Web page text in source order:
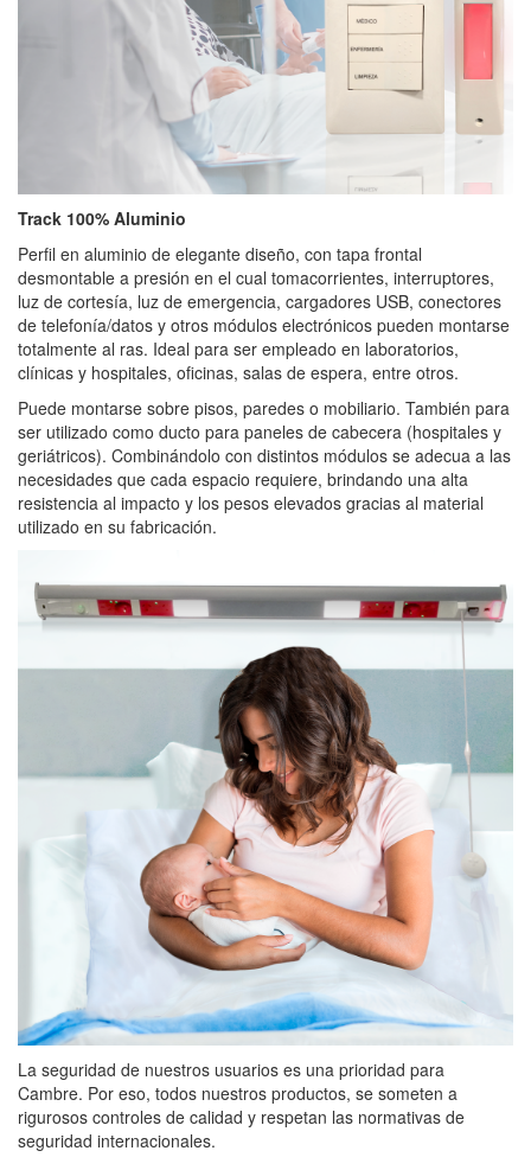
Track 100% Aluminio
Perfil en aluminio de elegante diseño, con tapa frontal
desmontable a presión en el cual tomacorrientes, interruptores,
luz de cortesía, luz de emergencia, cargadores USB, conectores
de telefonía/datos y otros módulos electrónicos pueden montarse
totalmente al ras. Ideal para ser empleado en laboratorios,
clínicas y hospitales, oficinas, salas de espera, entre otros.
Puede montarse sobre pisos, paredes o mobiliario. También para
ser utilizado como ducto para paneles de cabecera (hospitales y
geriátricos). Combinándolo con distintos módulos se adecua a las
necesidades que cada espacio requiere, brindando una alta
resistencia al impacto y los pesos elevados gracias al material
utilizado en su fabricación.
La seguridad de nuestros usuarios es una prioridad para
Cambre. Por eso, todos nuestros productos, se someten a
rigurosos controles de calidad y respetan las normativas de
seguridad internacionales.